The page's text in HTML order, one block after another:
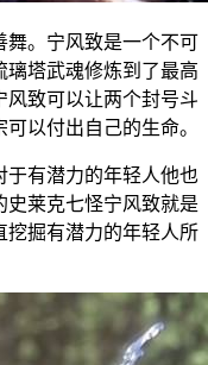
舞。宁风致是一个不可
璃塔武魂修炼到了最高
致可以让两个封号斗
以付出自己的生命。
于有潜力的年轻人他也
史莱克七怪宁风致就是
挖掘有潜力的年轻人所